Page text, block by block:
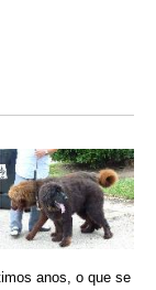
anos, o que se